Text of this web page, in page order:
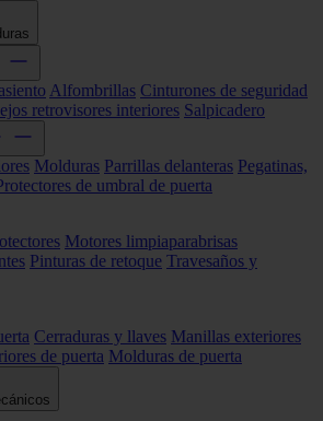
Alfombrillas Cinturones de seguridad
retrovisores interiores Salpicadero
Molduras Parrillas delanteras Pegatinas,
de umbral de puerta
Motores limpiaparabrisas
Pinturas de retoque Travesaños y
Cerraduras y llaves Manillas exteriores
de puerta Molduras de puerta